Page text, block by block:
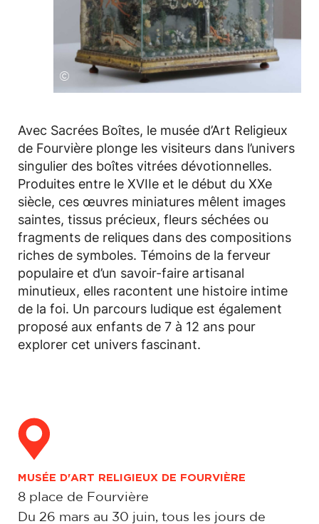
©
Avec Sacrées Boîtes, le musée d’Art Religieux
de Fourvière plonge les visiteurs dans l’univers
singulier des boîtes vitrées dévotionnelles.
Produites entre le XVIIe et le début du XXe
siècle, ces œuvres miniatures mêlent images
saintes, tissus précieux, fleurs séchées ou
fragments de reliques dans des compositions
riches de symboles. Témoins de la ferveur
populaire et d’un savoir-faire artisanal
minutieux, elles racontent une histoire intime
de la foi. Un parcours ludique est également
proposé aux enfants de 7 à 12 ans pour
explorer cet univers fascinant.
MUSÉE D'ART RELIGIEUX DE FOURVIÈRE
8 place de Fourvière
Du 26 mars au 30 juin, tous les jours de